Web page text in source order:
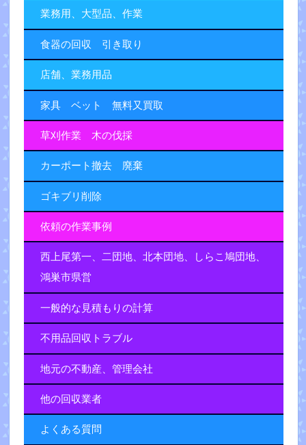
業務用、大型品、作業
食器の回収 引き取り
店舗、業務用品
家具 ベット 無料又買取
草刈作業 木の伐採
カーポート撤去 廃棄
ゴキブリ削除
依頼の作業事例
西上尾第一、二団地、北本団地、しらこ鳩団地、
鴻巣市県営
一般的な見積もりの計算
不用品回収トラブル
地元の不動産、管理会社
他の回収業者
よくある質問